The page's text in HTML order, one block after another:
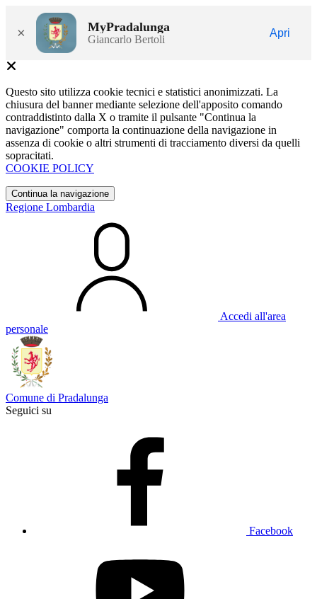
× MyPradalunga
Giancarlo Bertoli
Apri
Questo sito utilizza cookie tecnici e statistici anonimizzati. La
chiusura del banner mediante selezione dell'apposito comando
contraddistinto dalla X o tramite il pulsante "Continua la
navigazione" comporta la continuazione della navigazione in
assenza di cookie o altri strumenti di tracciamento diversi da quelli
sopracitati.
COOKIE POLICY
Continua la navigazione
Regione Lombardia
Accedi all'area
personale
Comune di Pradalunga
Seguici su
Facebook